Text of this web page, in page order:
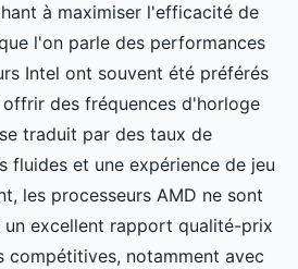
à maximiser l'efficacité de
l'on parle des performances
Intel ont souvent été préférés
des fréquences d'horloge
traduit par des taux de
fluides et une expérience de jeu
les processeurs AMD ne sont
excellent rapport qualité-prix
compétitives, notamment avec